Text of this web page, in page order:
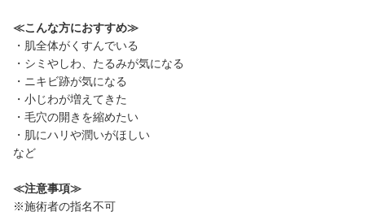
≪こんな方におすすめ≫
・肌全体がくすんでいる
・シミやしわ、たるみが気になる
・ニキビ跡が気になる
・小じわが増えてきた
・毛穴の開きを縮めたい
・肌にハリや潤いがほしい
など
≪注意事項≫
※施術者の指名不可